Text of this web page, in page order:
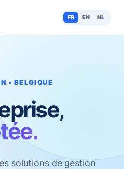
FR EN NL
• BELGIQUE
solutions de gestion